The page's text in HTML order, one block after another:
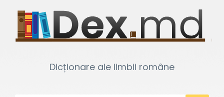
Dicționare ale limbii române